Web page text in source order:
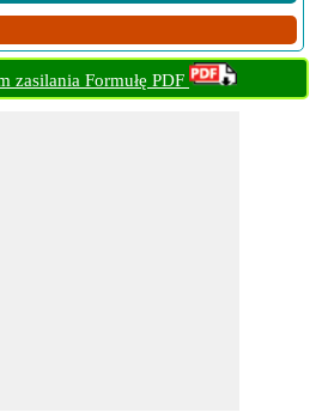
zasilania Formułę PDF